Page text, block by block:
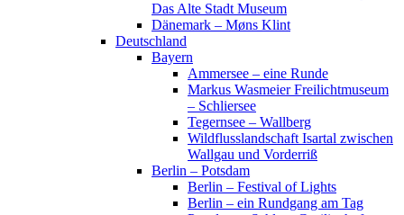
Das Alte Stadt Museum
Dänemark – Møns Klint
Deutschland
Bayern
Ammersee – eine Runde
Markus Wasmeier Freilichtmuseum
– Schliersee
Tegernsee – Wallberg
Wildflusslandschaft Isartal zwischen
Wallgau und Vorderriß
Berlin – Potsdam
Berlin – Festival of Lights
Berlin – ein Rundgang am Tag